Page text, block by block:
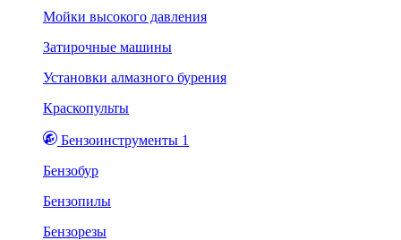
Мойки высокого давления
Затирочные машины
Установки алмазного бурения
Краскопульты
Бензоинструменты 1
Бензобур
Бензопилы
Бензорезы